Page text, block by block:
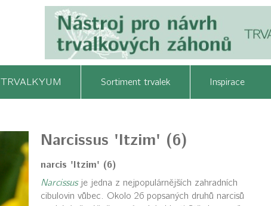
TRVALKYUM Sortiment trvalek Inspirace
Narcissus 'Itzim' (6)
narcis 'Itzim' (6)
Narcissusje jedna z nejpopulárnějších zahradních
cibulovin vůbec. Okolo 26 popsaných druhů narcisů